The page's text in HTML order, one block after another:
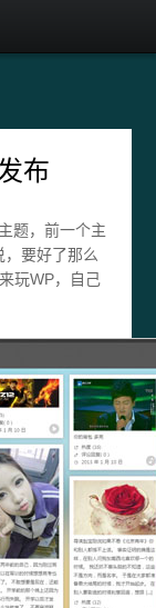
布
题，前一个主
要好了那么
玩WP，自己